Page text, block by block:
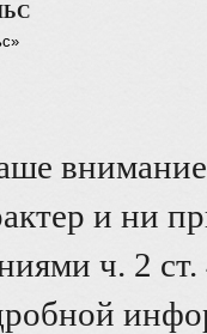
внимание
и ни
ч. 2